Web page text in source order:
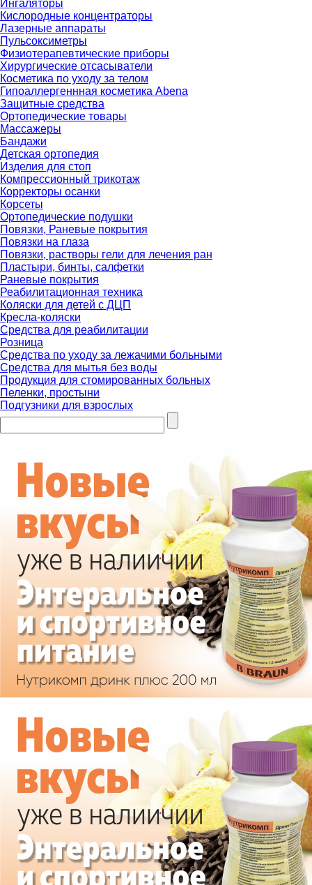
Ингаляторы
Кислородные концентраторы
Лазерные аппараты
Пульсоксиметры
Физиотерапевтические приборы
Хирургические отсасыватели
Косметика по уходу за телом
Гипоаллергеннная косметика Abena
Защитные средства
Ортопедические товары
Массажеры
Бандажи
Детская ортопедия
Изделия для стоп
Компрессионный трикотаж
Корректоры осанки
Корсеты
Ортопедические подушки
Повязки, Раневые покрытия
Повязки на глаза
Повязки, растворы гели для лечения ран
Пластыри, бинты, салфетки
Раневые покрытия
Реабилитационная техника
Коляски для детей с ДЦП
Кресла-коляски
Средства для реабилитации
Розница
Средства по уходу за лежачими больными
Средства для мытья без воды
Продукция для стомированных больных
Пеленки, простыни
Подгузники для взрослых